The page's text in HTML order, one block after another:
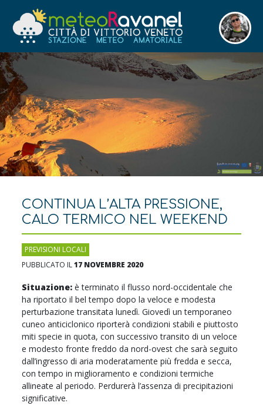
CONTINUA L’ALTA PRESSIONE,
CALO TERMICO NEL WEEKEND
PREVISIONI LOCALI
PUBBLICATO IL17 NOVEMBRE 2020
Situazione: è terminato il flusso nord-occidentale che
ha riportato il bel tempo dopo la veloce e modesta
perturbazione transitata lunedì. Giovedì un temporaneo
cuneo anticiclonico riporterà condizioni stabili e piuttosto
miti specie in quota, con successivo transito di un veloce
e modesto fronte freddo da nord-ovest che sarà seguito
dall’ingresso di aria moderatamente più fredda e secca,
con tempo in miglioramento e condizioni termiche
allineate al periodo. Perdurerà l’assenza di precipitazioni
significative.